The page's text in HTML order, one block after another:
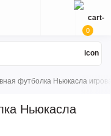
0
футболка Ньюкасла
Ньюкасла